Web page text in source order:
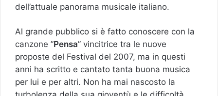
dell’attuale panorama musicale italiano.
Al grande pubblico si è fatto conoscere con la
canzone ”Pensa” vincitrice tra le nuove
proposte del Festival del 2007, ma in questi
anni ha scritto e cantato tanta buona musica
per lui e per altri. Non ha mai nascosto la